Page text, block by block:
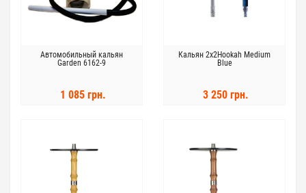
Автомобильный кальян
Garden 6162-9
1 085 грн.
Кальян 2x2Hookah Medium
Blue
3 250 грн.